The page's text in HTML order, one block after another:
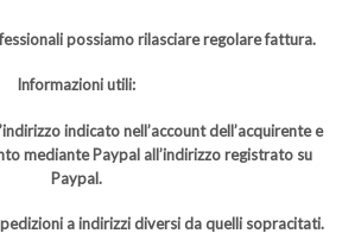
possiamo rilasciare regolare fattura.
Informazioni utili:
indicato nell’account dell’acquirente e
mediante Paypal all’indirizzo registrato su
Paypal.
a indirizzi diversi da quelli sopracitati.